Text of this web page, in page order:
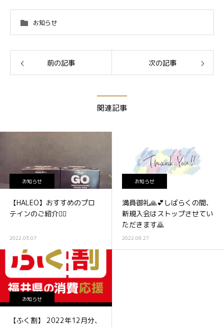
お知らせ
前の記事 次の記事
関連記事
お知らせ
【HALEO】おすすめのプロ
テインのご紹介💁‍♀️
2022.03.07
お知らせ
満員御礼🙏💕しばらくの間、
新規入会はストップさせてい
ただきます🙇
2022.09.27
お知らせ
【ふく割】 2022年12月分、